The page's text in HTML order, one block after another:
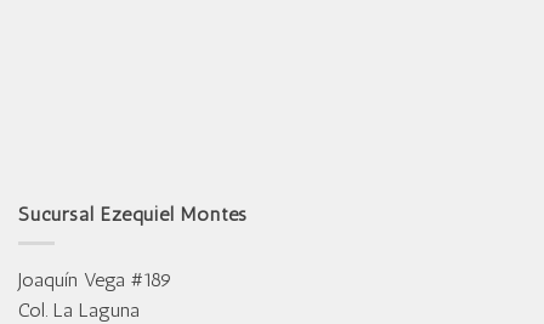
Sucursal Ezequiel Montes
Joaquín Vega #189
Col. La Laguna